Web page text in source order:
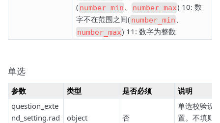
( number_min 、 number_max) 10: 数
字不在范围之间( number_min 、
number_max) 11: 数字为整数
单选
参数 类型 是否必须
说明
question_exte
nd_setting.rad
object 否
单选校验设
置。不填则